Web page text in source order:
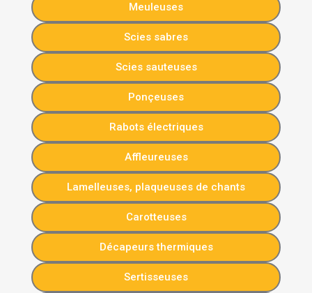
Meuleuses
Scies sabres
Scies sauteuses
Ponçeuses
Rabots électriques
Affleureuses
Lamelleuses, plaqueuses de chants
Carotteuses
Décapeurs thermiques
Sertisseuses